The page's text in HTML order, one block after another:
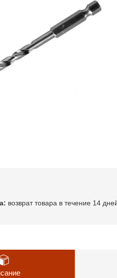
возврат товара в течение 14